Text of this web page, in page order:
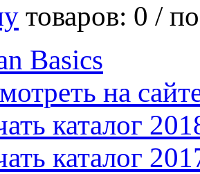
товаров: 0 /
Basics
на
каталог
каталог